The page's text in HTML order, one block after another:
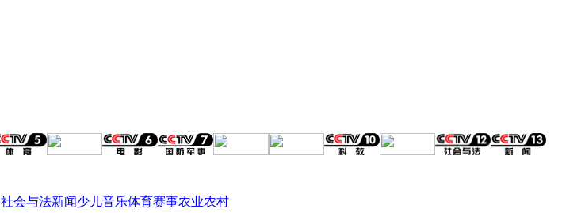
社会与法新闻少儿音乐体育赛事农业农村